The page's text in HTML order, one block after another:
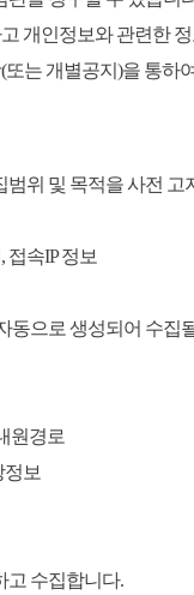
개인정보와 관련한
는 개별공지)을 통하
위 및 목적을 사전
속IP 정보
동으로 생성되어 수집
원경로
보
고 수집합니다.